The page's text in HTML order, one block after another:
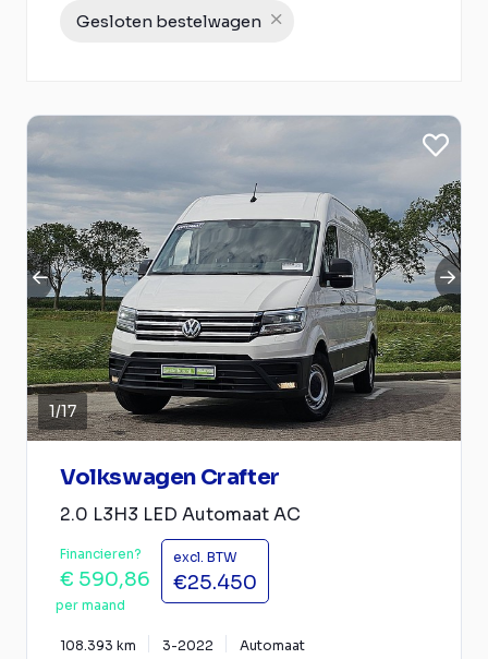
Gesloten bestelwagen
1/17
Volkswagen Crafter
2.0 L3H3 LED Automaat AC
Financieren?
€ 590,86
per maand
excl. BTW
€25.450
108.393 km 3-2022 Automaat